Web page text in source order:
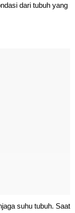
dari tubuh yang
suhu tubuh. Saat